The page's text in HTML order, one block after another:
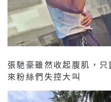
張馳豪雖然收起腹肌，
來粉絲們失控大叫